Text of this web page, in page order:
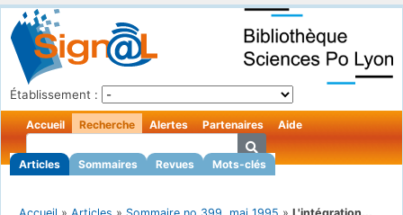
Établissement :
Accueil Recherche
Articles Sommaires Revues Mots-clés
Alertes Partenaires Aide